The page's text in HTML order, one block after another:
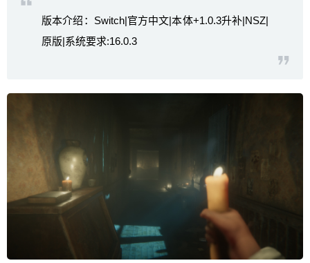
版本介绍：Switch|官方中文|本体+1.0.3升补|NSZ|
原版|系统要求:16.0.3